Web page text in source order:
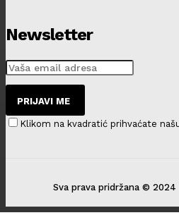
Newsletter
PRIJAVI ME
Klikom na kvadratić prihvaćate
Sva prava pridržana © 2024